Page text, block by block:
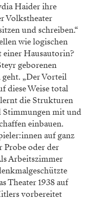
­Haider ihre
Volkstheater
und schreiben.“
wie logischen
Hausautorin?
geborenen
„Der Vorteil
diese Weise total
die Strukturen
mit und
einbauen.
auf ganz
Probe oder der
Arbeitszimmer
Theater 1938 auf
vorbereitet